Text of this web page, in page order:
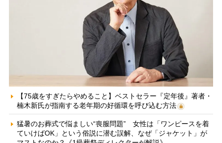
【75歳をすぎたらやめること】ベストセラー『定年後』著者・
楠木新氏が指南する老年期の好循環を呼び込む方法
猛暑のお葬式で悩ましい“喪服問題” 女性は「ワンピースを着
ていけばOK」という俗説に潜む誤解、なぜ「ジャケット」が